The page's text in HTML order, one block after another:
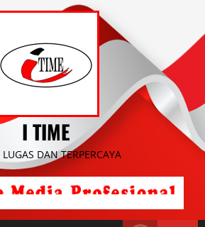
I TIME
LUGAS DAN TERPERCAYA